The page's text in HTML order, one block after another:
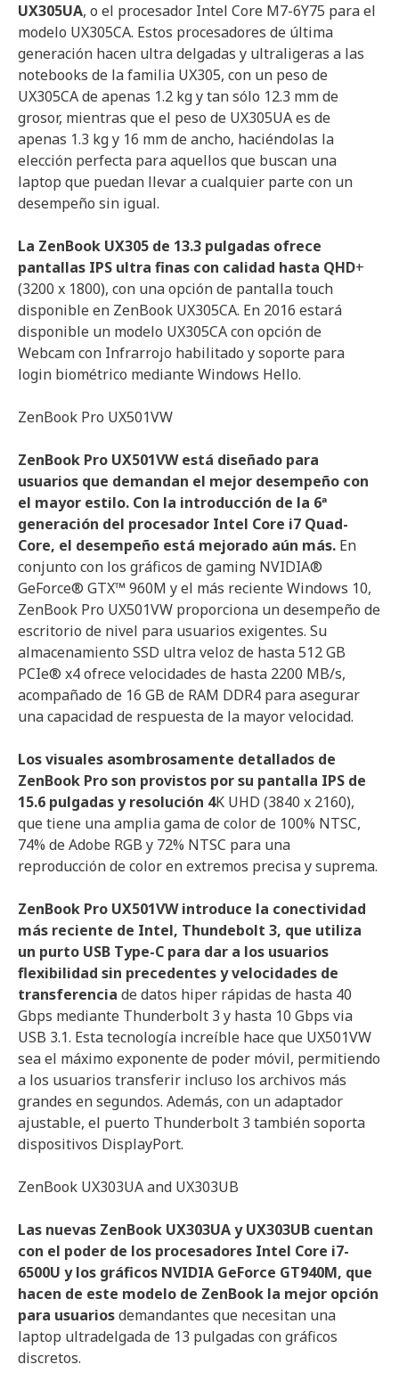
UX305UA, o el procesador Intel Core M7-6Y75 para el
modelo UX305CA. Estos procesadores de última
generación hacen ultra delgadas y ultraligeras a las
notebooks de la familia UX305, con un peso de
UX305CA de apenas 1.2 kg y tan sólo 12.3 mm de
grosor, mientras que el peso de UX305UA es de
apenas 1.3 kg y 16 mm de ancho, haciéndolas la
elección perfecta para aquellos que buscan una
laptop que puedan llevar a cualquier parte con un
desempeño sin igual.
La ZenBook UX305 de 13.3 pulgadas ofrece
pantallas IPS ultra finas con calidad hasta QHD+
(3200 x 1800), con una opción de pantalla touch
disponible en ZenBook UX305CA. En 2016 estará
disponible un modelo UX305CA con opción de
Webcam con Infrarrojo habilitado y soporte para
login biométrico mediante Windows Hello.
ZenBook Pro UX501VW
ZenBook Pro UX501VW está diseñado para
usuarios que demandan el mejor desempeño con
el mayor estilo. Con la introducción de la 6ª
generación del procesador Intel Core i7 Quad-
Core, el desempeño está mejorado aún más. En
conjunto con los gráficos de gaming NVIDIA®
GeForce® GTX™ 960M y el más reciente Windows 10,
ZenBook Pro UX501VW proporciona un desempeño de
escritorio de nivel para usuarios exigentes. Su
almacenamiento SSD ultra veloz de hasta 512 GB
PCIe® x4 ofrece velocidades de hasta 2200 MB/s,
acompañado de 16 GB de RAM DDR4 para asegurar
una capacidad de respuesta de la mayor velocidad.
Los visuales asombrosamente detallados de
ZenBook Pro son provistos por su pantalla IPS de
15.6 pulgadas y resolución 4K UHD (3840 x 2160),
que tiene una amplia gama de color de 100% NTSC,
74% de Adobe RGB y 72% NTSC para una
reproducción de color en extremos precisa y suprema.
ZenBook Pro UX501VW introduce la conectividad
más reciente de Intel, Thundebolt 3, que utiliza
un purto USB Type-C para dar a los usuarios
flexibilidad sin precedentes y velocidades de
transferencia de datos hiper rápidas de hasta 40
Gbps mediante Thunderbolt 3 y hasta 10 Gbps via
USB 3.1. Esta tecnología increíble hace que UX501VW
sea el máximo exponente de poder móvil, permitiendo
a los usuarios transferir incluso los archivos más
grandes en segundos. Además, con un adaptador
ajustable, el puerto Thunderbolt 3 también soporta
dispositivos DisplayPort.
ZenBook UX303UA and UX303UB
Las nuevas ZenBook UX303UA y UX303UB cuentan
con el poder de los procesadores Intel Core i7-
6500U y los gráficos NVIDIA GeForce GT940M, que
hacen de este modelo de ZenBook la mejor opción
para usuariosdemandantes que necesitan una
laptop ultradelgada de 13 pulgadas con gráficos
discretos.